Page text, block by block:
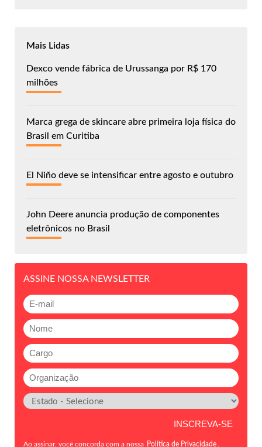
Mais Lidas
Dexco vende fábrica de Urussanga por R$ 170
milhões
Marca grega de skincare abre primeira loja física do
Brasil em Curitiba
El Niño deve se intensificar entre agosto e outubro
John Deere anuncia produção de componentes
eletrônicos no Brasil
ASSINE NOSSA NEWSLETTER
Ao assinar, você concorda com a nossa Política de Privacidade